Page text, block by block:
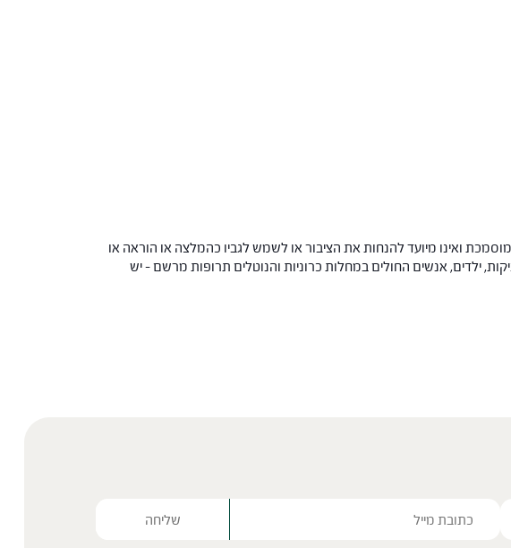
ואינו מיועד להנחות את הציבור או לשמש לגביו כהמלצה או הוראה או
ילדים, אנשים החולים במחלות כרוניות והנוטלים תרופות מרשם – יש